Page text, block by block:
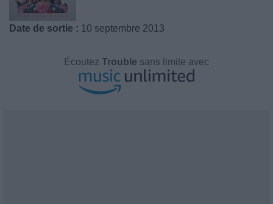
Date de sortie : 10 septembre 2013
Écoutez Trouble sans limite avec